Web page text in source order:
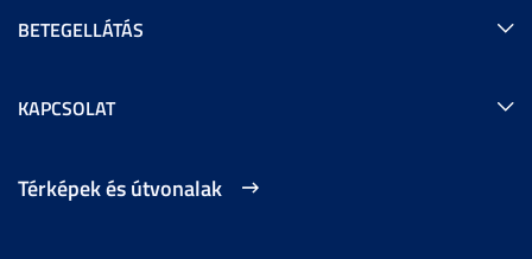
BETEGELLÁTÁS
KAPCSOLAT
Térképek és útvonalak